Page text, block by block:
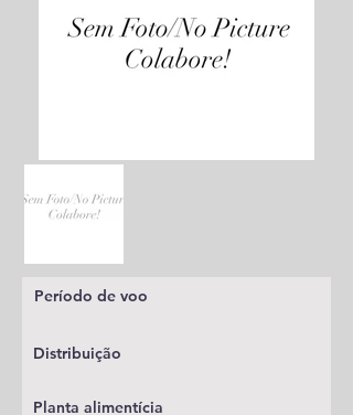
Período de voo
Distribuição
Planta alimentícia